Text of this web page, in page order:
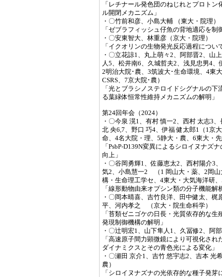
「レチナール発色団のねじれとプロト
ル開閉メカニズム」
・〇竹前和彦、小島大輔 （東大・院理）
「ゼブラフィッシュ仔魚の背地適応を
・〇安東智大、林重彦（京大・院理）
「イクオリンの生物発光反応過程につい
・〇立花諒1、丸上萌々2、阿部晋2、山
人5、松井南6、久城哲夫2、浅見忠男4
2明治大院･農、3筑波大･生命環境、4東
CSRS、7京大院･農）
「光とブラシノステロイドシグナルの
る葉緑体恒常性維持メカニズムの解明」
第24回年会（2024）
・〇今泉 滉1、有村 慎一2、西村 太志3
北 央6,7、野口 巧4、伊福 健太郎1（1京
命、4名大院・理、5静大・農、6東大・
「PsbP-D139N変異によるシロイヌナズ
向上」
・〇谷岡勇輝1、佐藤恵太2、西村陽介3
気2、小島慧一2 （1 岡山大・薬、2岡
構・生命理工学セ、4東大・大気海洋研
「線形動物由来オプシン類の分子機能解
・〇岡本晴喜、吉竹良洋、田中健太、梶
平、河内孝之 （京大・院生命科学）
「苔類ゼニゴケの日長・光質依存的な
発現制御機構の解明」
・〇辻明宏1、山下隼人1、久冨修2、阿
「高速原子間力顕微鏡により可視化さ
ダイナミクスとその青色光による変化」
・〇瀬田 京介1、吉竹 悠宇志2、吉本
農）
「シロイヌナズナの光依存的な種子発